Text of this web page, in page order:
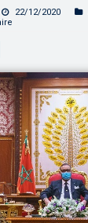
22/12/2020